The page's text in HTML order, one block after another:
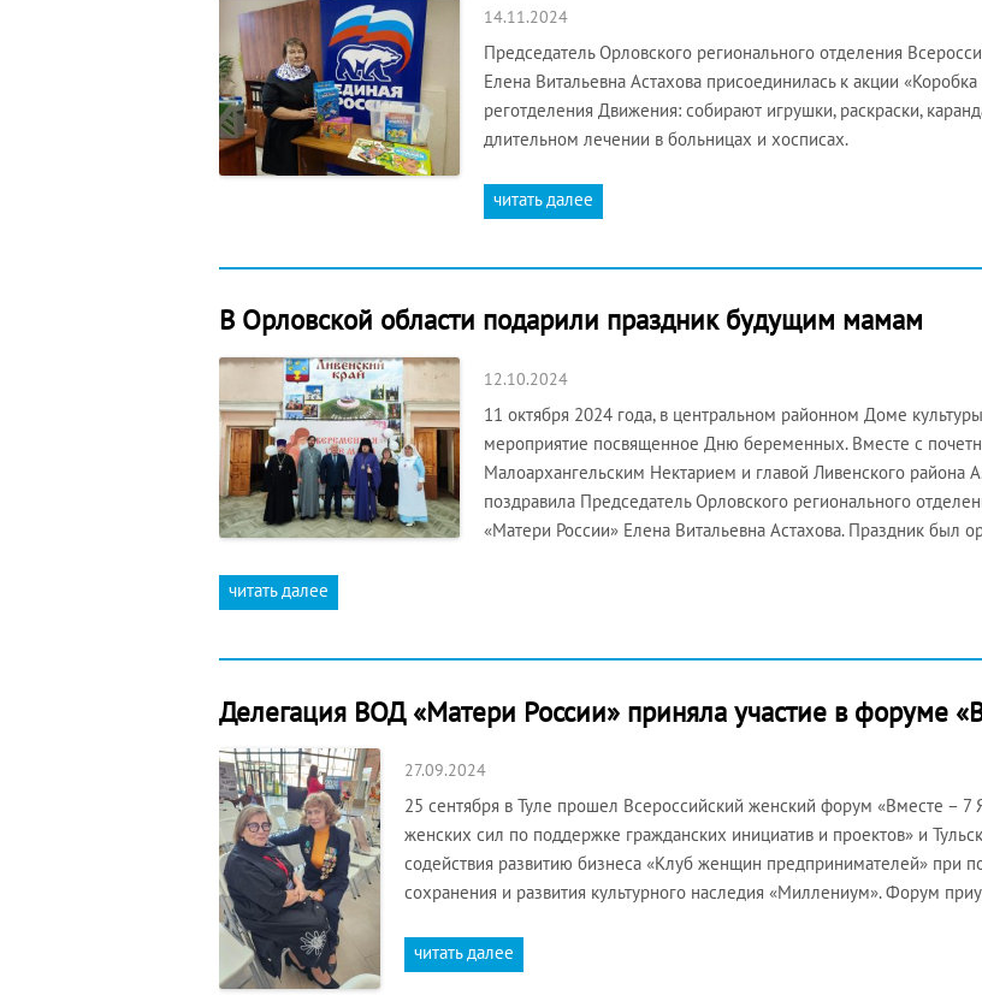
14.11.2024
Председатель Орловского регионального отделения
Елена Витальевна Астахова присоединилась к акции
реготделения Движения: собирают игрушки, раскраски,
длительном лечении в больницах и хосписах.
читать далее
В Орловской области подарили праздник будущим мамам
12.10.2024
11 октября 2024 года, в центральном районном Доме
мероприятие посвященное Дню беременных. Вместе с
Малоархангельским Нектарием и главой Ливенского
поздравила Председатель Орловского регионального
«Матери России» Елена Витальевна Астахова. Праздник был
читать далее
Делегация ВОД «Матери России» приняла участие в форуме
27.09.2024
25 сентября в Туле прошел Всероссийский женский форум «Вместе – 7
женских сил по поддержке гражданских инициатив и проектов» и
содействия развитию бизнеса «Клуб женщин предпринимателей» при
сохранения и развития культурного наследия «Миллениум». Форум
читать далее